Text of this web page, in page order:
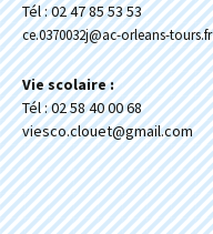
Tél : 02 47 85 53 53
ce.0370032j@ac-orleans-tours.fr
Vie scolaire :
Tél : 02 58 40 00 68
viesco.clouet@gmail.com